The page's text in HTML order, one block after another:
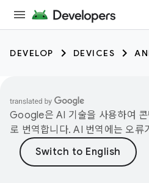
DEVELOP DEVICES
Google은 AI 기술을 사용하여
로 번역합니다. AI 번역에는 오류